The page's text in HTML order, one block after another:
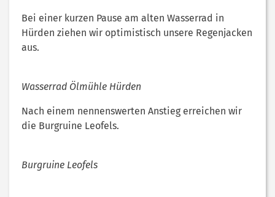
Bei einer kurzen Pause am alten Wasserrad in
Hürden ziehen wir optimistisch unsere Regenjacken
aus.
Wasserrad Ölmühle Hürden
Nach einem nennenswerten Anstieg erreichen wir
die Burgruine Leofels.
Burgruine Leofels